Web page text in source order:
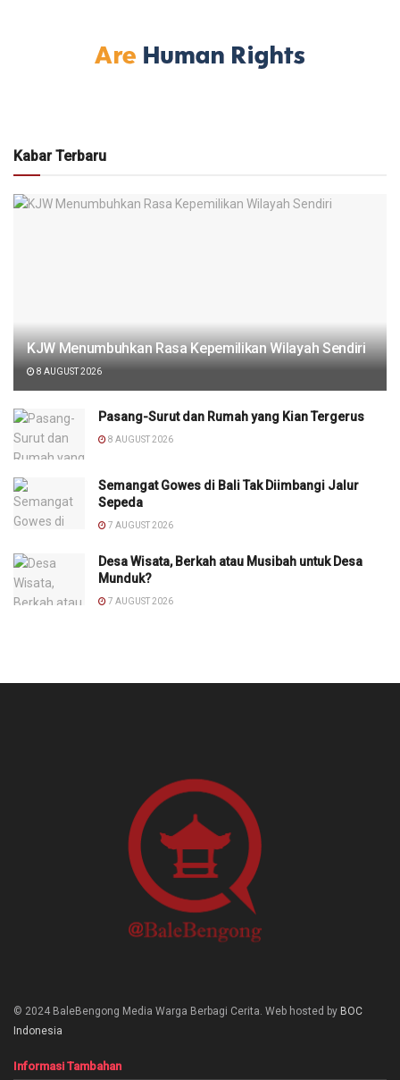
Kabar Terbaru
KJW Menumbuhkan Rasa Kepemilikan Wilayah Sendiri
8 AUGUST 2026
Pasang-Surut dan Rumah yang Kian Tergerus
8 AUGUST 2026
Semangat Gowes di Bali Tak Diimbangi Jalur
Sepeda
7 AUGUST 2026
Desa Wisata, Berkah atau Musibah untuk Desa
Munduk?
7 AUGUST 2026
© 2024 BaleBengong Media Warga Berbagi Cerita. Web hosted by BOC
Indonesia
Informasi Tambahan